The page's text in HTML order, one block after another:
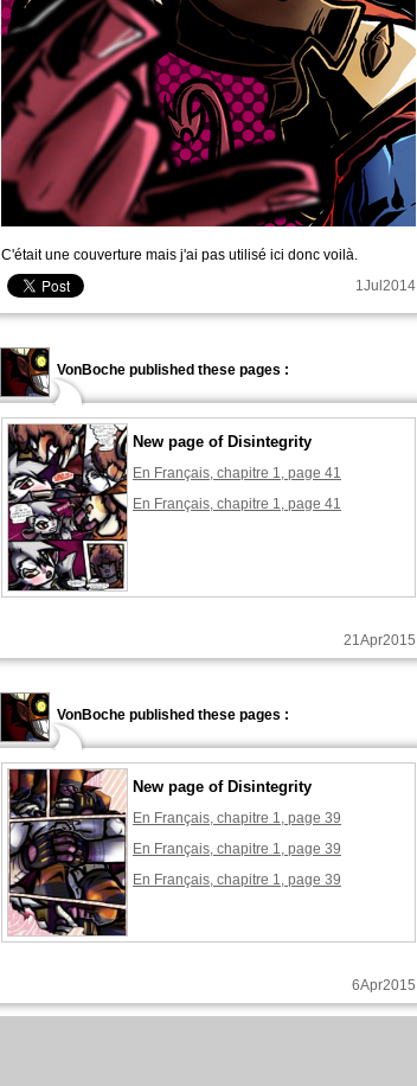
C'était une couverture mais j'ai pas utilisé ici donc voilà.
1Jul2014
VonBoche published these pages :
New page of Disintegrity
En Français, chapitre 1, page 41
En Français, chapitre 1, page 41
21Apr2015
VonBoche published these pages :
New page of Disintegrity
En Français, chapitre 1, page 39
En Français, chapitre 1, page 39
En Français, chapitre 1, page 39
6Apr2015